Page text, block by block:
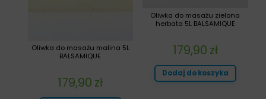
Oliwka do masażu zielona
herbata 5L BALSAMIQUE
179,90 zł
Dodaj do koszyka
Oliwka do masażu malina 5L
BALSAMIQUE
179,90 zł